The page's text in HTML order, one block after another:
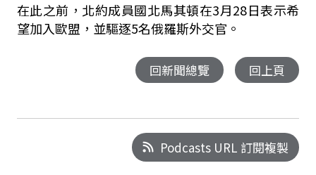
在此之前，北約成員國北馬其頓在3月28日表示希
望加入歐盟，並驅逐5名俄羅斯外交官。
回新聞總覽 回上頁
Podcasts URL 訂閱複製